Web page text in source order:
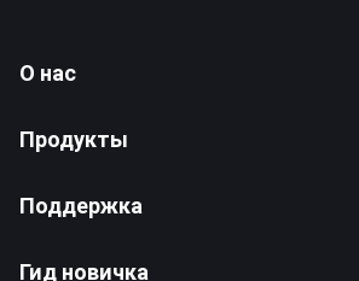
О нас
Продукты
Поддержка
Гид новичка